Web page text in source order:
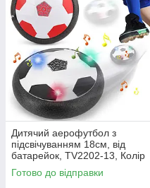
Дитячий аерофутбол з
підсвічуванням 18см, від
батарейок, TV2202-13, Колір
Рандом / Футбольний
аером'яч / М'яч літаючий
Готово до відправки